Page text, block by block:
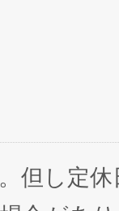
但し定休